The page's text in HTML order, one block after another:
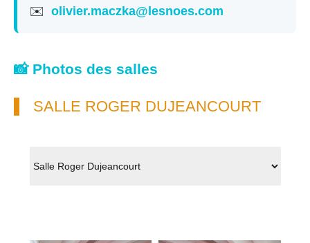
✉️ olivier.maczka@lesnoes.com
📸 Photos des salles
SALLE ROGER DUJEANCOURT